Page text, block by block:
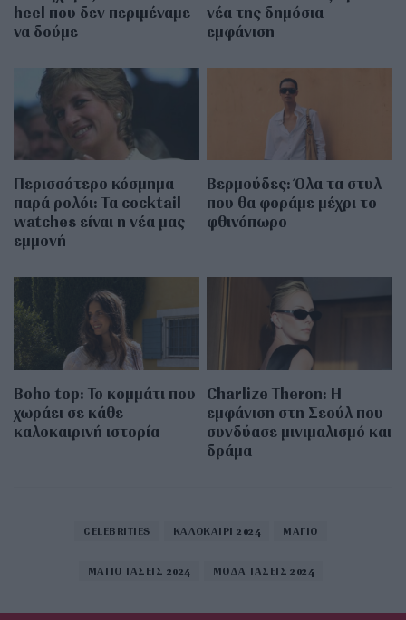
heel που δεν περιμέναμε
να δούμε
νέα της δημόσια
εμφάνιση
Περισσότερο κόσμημα
παρά ρολόι: Τα cocktail
watches είναι η νέα μας
εμμονή
Βερμούδες: Όλα τα στυλ
που θα φοράμε μέχρι το
φθινόπωρο
Boho top: Το κομμάτι που
χωράει σε κάθε
καλοκαιρινή ιστορία
Charlize Theron: Η
εμφάνιση στη Σεούλ που
συνδύασε μινιμαλισμό και
δράμα
CELEBRITIES ΚΑΛΟΚΑΙΡΙ 2024 ΜΑΓΙΟ
ΜΑΓΙΟ ΤΑΣΕΙΣ 2024 ΜΟΔΑ ΤΑΣΕΙΣ 2024